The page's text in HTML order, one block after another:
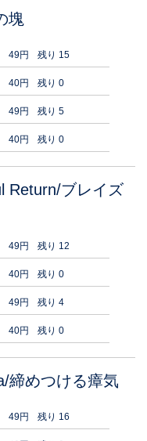
塊
49円 残り 15
40円 残り 0
49円 残り 5
40円 残り 0
Return/ブレイズ
49円 残り 12
40円 残り 0
49円 残り 4
40円 残り 0
締めつける瘴気
49円 残り 16